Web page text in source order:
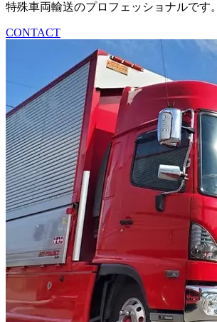
特殊車両輸送のプロフェッショナルです。
CONTACT